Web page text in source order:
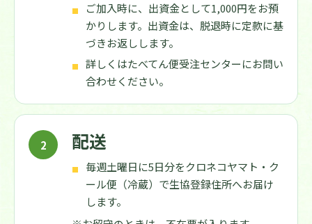
ご加入時に、出資金として1,000円をお預
かりします。出資金は、脱退時に定款に基
づきお返しします。
詳しくはたべてん便受注センターにお問い
合わせください。
配送
毎週土曜日に5日分をクロネコヤマト・ク
ール便（冷蔵）で生協登録住所へお届け
します。